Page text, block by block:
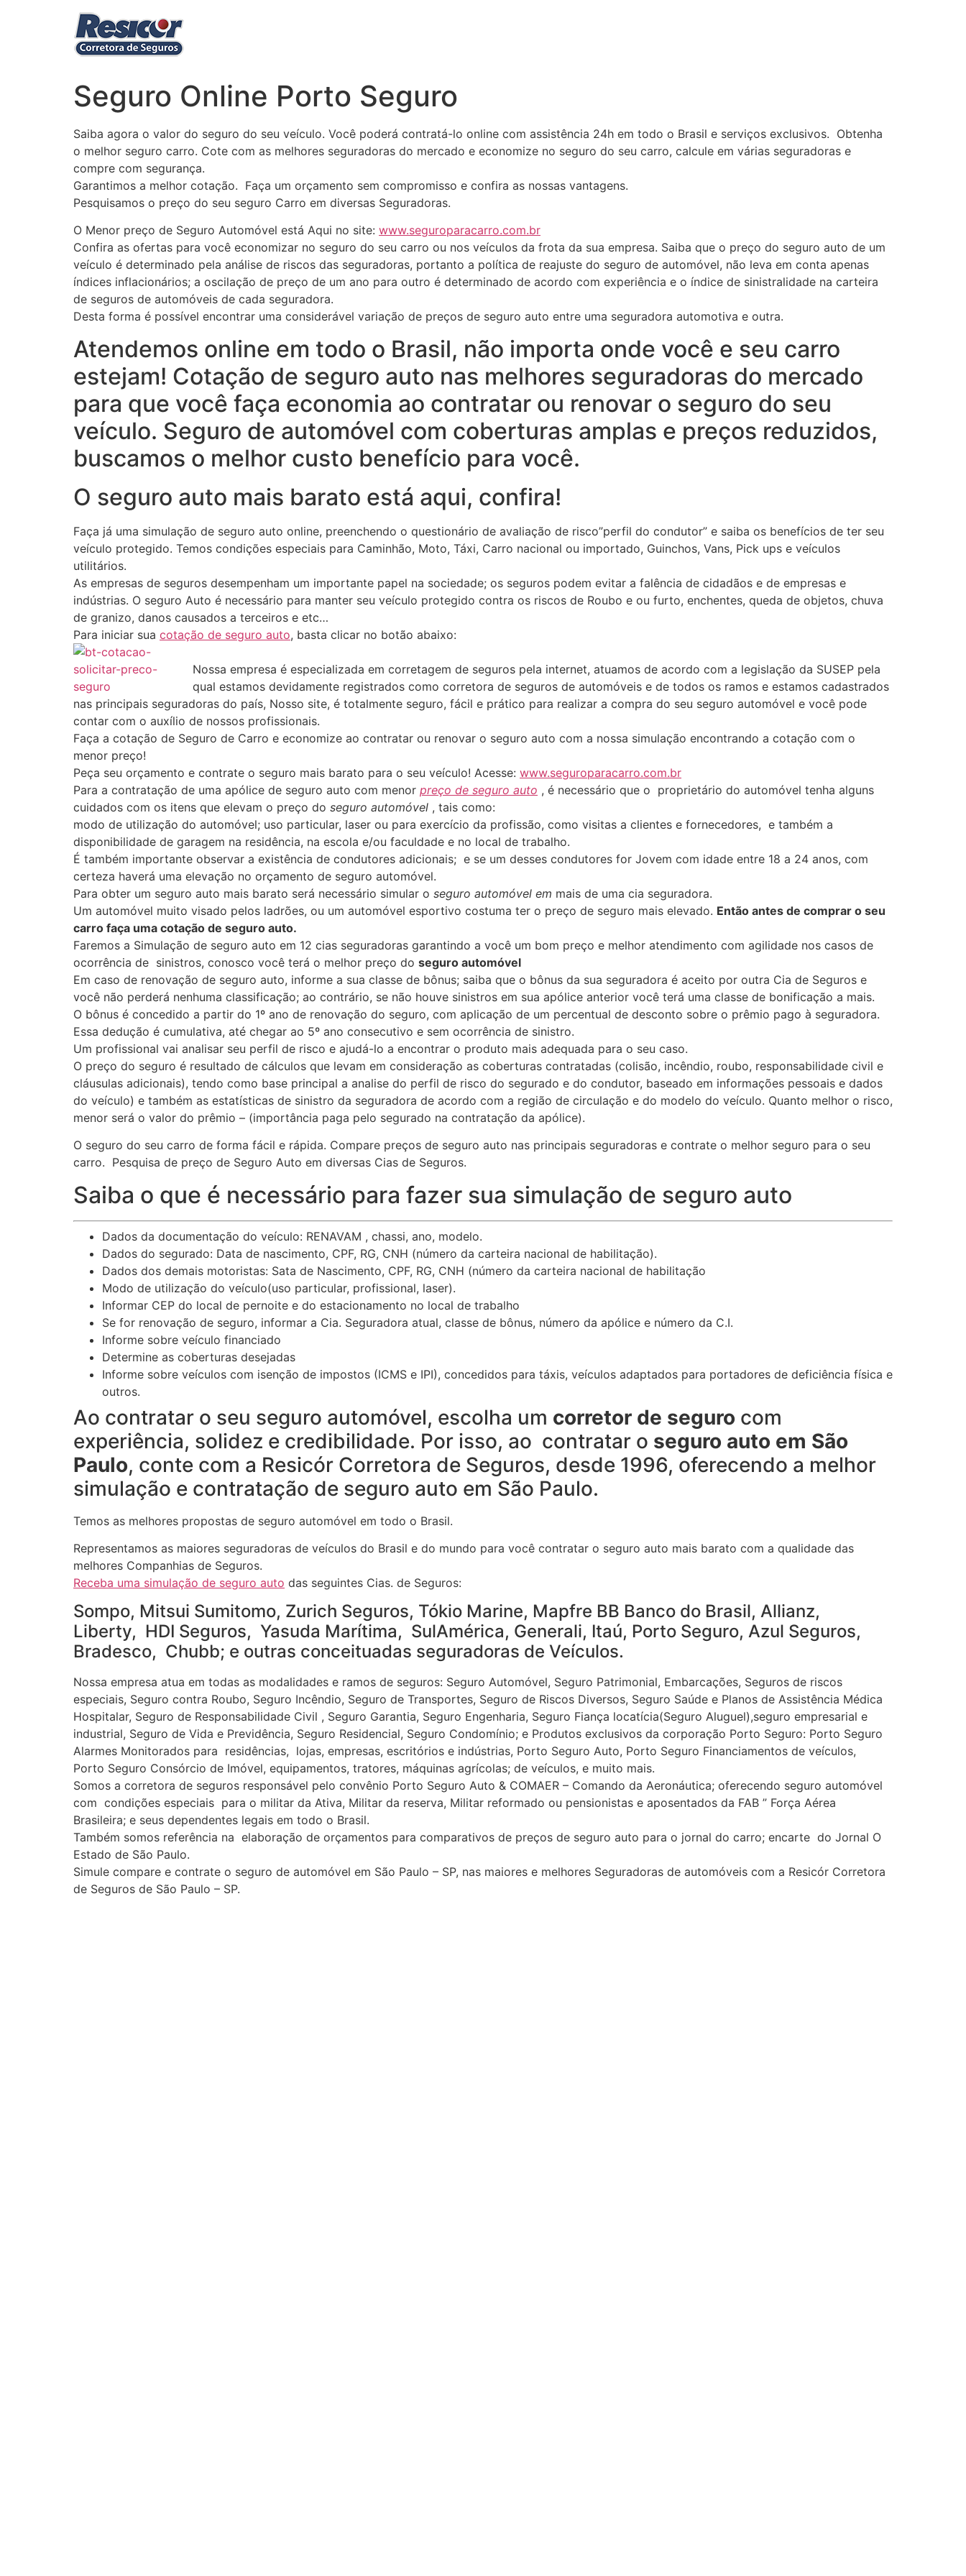
Seguro Online Porto Seguro
Saiba agora o valor do seguro do seu veículo. Você poderá contratá-lo online com assistência 24h em todo o Brasil e serviços exclusivos. Obtenha
o melhor seguro carro. Cote com as melhores seguradoras do mercado e economize no seguro do seu carro, calcule em várias seguradoras e
compre com segurança.
Garantimos a melhor cotação. Faça um orçamento sem compromisso e confira as nossas vantagens.
Pesquisamos o preço do seu seguro Carro em diversas Seguradoras.
O Menor preço de Seguro Automóvel está Aqui no site: www.seguroparacarro.com.br
Confira as ofertas para você economizar no seguro do seu carro ou nos veículos da frota da sua empresa. Saiba que o preço do seguro auto de um
veículo é determinado pela análise de riscos das seguradoras, portanto a política de reajuste do seguro de automóvel, não leva em conta apenas
índices inflacionários; a oscilação de preço de um ano para outro é determinado de acordo com experiência e o índice de sinistralidade na carteira
de seguros de automóveis de cada seguradora.
Desta forma é possível encontrar uma considerável variação de preços de seguro auto entre uma seguradora automotiva e outra.
Atendemos online em todo o Brasil, não importa onde você e seu carro
estejam! Cotação de seguro auto nas melhores seguradoras do mercado
para que você faça economia ao contratar ou renovar o seguro do seu
veículo. Seguro de automóvel com coberturas amplas e preços reduzidos,
buscamos o melhor custo benefício para você.
O seguro auto mais barato está aqui, confira!
Faça já uma simulação de seguro auto online, preenchendo o questionário de avaliação de risco”perfil do condutor” e saiba os benefícios de ter seu
veículo protegido. Temos condições especiais para Caminhão, Moto, Táxi, Carro nacional ou importado, Guinchos, Vans, Pick ups e veículos
utilitários.
As empresas de seguros desempenham um importante papel na sociedade; os seguros podem evitar a falência de cidadãos e de empresas e
indústrias. O seguro Auto é necessário para manter seu veículo protegido contra os riscos de Roubo e ou furto, enchentes, queda de objetos, chuva
de granizo, danos causados a terceiros e etc…
Para iniciar sua cotação de seguro auto, basta clicar no botão abaixo:
Nossa empresa é especializada em corretagem de seguros pela internet, atuamos de acordo com a legislação da SUSEP pela
qual estamos devidamente registrados como corretora de seguros de automóveis e de todos os ramos e estamos cadastrados
nas principais seguradoras do país, Nosso site, é totalmente seguro, fácil e prático para realizar a compra do seu seguro automóvel e você pode
contar com o auxílio de nossos profissionais.
Faça a cotação de Seguro de Carro e economize ao contratar ou renovar o seguro auto com a nossa simulação encontrando a cotação com o
menor preço!
Peça seu orçamento e contrate o seguro mais barato para o seu veículo! Acesse: www.seguroparacarro.com.br
Para a contratação de uma apólice de seguro auto com menor preço de seguro auto , é necessário que o proprietário do automóvel tenha alguns
cuidados com os itens que elevam o preço do seguro automóvel , tais como:
modo de utilização do automóvel; uso particular, laser ou para exercício da profissão, como visitas a clientes e fornecedores, e também a
disponibilidade de garagem na residência, na escola e/ou faculdade e no local de trabalho.
É também importante observar a existência de condutores adicionais; e se um desses condutores for Jovem com idade entre 18 a 24 anos, com
certeza haverá uma elevação no orçamento de seguro automóvel.
Para obter um seguro auto mais barato será necessário simular o seguro automóvel em mais de uma cia seguradora.
Um automóvel muito visado pelos ladrões, ou um automóvel esportivo costuma ter o preço de seguro mais elevado. Então antes de comprar o seu
carro faça uma cotação de seguro auto.
Faremos a Simulação de seguro auto em 12 cias seguradoras garantindo a você um bom preço e melhor atendimento com agilidade nos casos de
ocorrência de sinistros, conosco você terá o melhor preço do seguro automóvel
Em caso de renovação de seguro auto, informe a sua classe de bônus; saiba que o bônus da sua seguradora é aceito por outra Cia de Seguros e
você não perderá nenhuma classificação; ao contrário, se não houve sinistros em sua apólice anterior você terá uma classe de bonificação a mais.
O bônus é concedido a partir do 1º ano de renovação do seguro, com aplicação de um percentual de desconto sobre o prêmio pago à seguradora.
Essa dedução é cumulativa, até chegar ao 5º ano consecutivo e sem ocorrência de sinistro.
Um profissional vai analisar seu perfil de risco e ajudá-lo a encontrar o produto mais adequada para o seu caso.
O preço do seguro é resultado de cálculos que levam em consideração as coberturas contratadas (colisão, incêndio, roubo, responsabilidade civil e
cláusulas adicionais), tendo como base principal a analise do perfil de risco do segurado e do condutor, baseado em informações pessoais e dados
do veículo) e também as estatísticas de sinistro da seguradora de acordo com a região de circulação e do modelo do veículo. Quanto melhor o risco,
menor será o valor do prêmio – (importância paga pelo segurado na contratação da apólice).
O seguro do seu carro de forma fácil e rápida. Compare preços de seguro auto nas principais seguradoras e contrate o melhor seguro para o seu
carro. Pesquisa de preço de Seguro Auto em diversas Cias de Seguros.
Saiba o que é necessário para fazer sua simulação de seguro auto
Dados da documentação do veículo: RENAVAM , chassi, ano, modelo.
Dados do segurado: Data de nascimento, CPF, RG, CNH (número da carteira nacional de habilitação).
Dados dos demais motoristas: Sata de Nascimento, CPF, RG, CNH (número da carteira nacional de habilitação
Modo de utilização do veículo(uso particular, profissional, laser).
Informar CEP do local de pernoite e do estacionamento no local de trabalho
Se for renovação de seguro, informar a Cia. Seguradora atual, classe de bônus, número da apólice e número da C.I.
Informe sobre veículo financiado
Determine as coberturas desejadas
Informe sobre veículos com isenção de impostos (ICMS e IPI), concedidos para táxis, veículos adaptados para portadores de deficiência física e
outros.
Ao contratar o seu seguro automóvel, escolha um corretor de seguro com
experiência, solidez e credibilidade. Por isso, ao contratar o seguro auto em São
Paulo, conte com a Resicór Corretora de Seguros, desde 1996, oferecendo a melhor
simulação e contratação de seguro auto em São Paulo.
Temos as melhores propostas de seguro automóvel em todo o Brasil.
Representamos as maiores seguradoras de veículos do Brasil e do mundo para você contratar o seguro auto mais barato com a qualidade das
melhores Companhias de Seguros.
Receba uma simulação de seguro auto das seguintes Cias. de Seguros:
Sompo, Mitsui Sumitomo, Zurich Seguros, Tókio Marine, Mapfre BB Banco do Brasil, Allianz,
Liberty, HDI Seguros, Yasuda Marítima, SulAmérica, Generali, Itaú, Porto Seguro, Azul Seguros,
Bradesco, Chubb; e outras conceituadas seguradoras de Veículos.
Nossa empresa atua em todas as modalidades e ramos de seguros: Seguro Automóvel, Seguro Patrimonial, Embarcações, Seguros de riscos
especiais, Seguro contra Roubo, Seguro Incêndio, Seguro de Transportes, Seguro de Riscos Diversos, Seguro Saúde e Planos de Assistência Médica
Hospitalar, Seguro de Responsabilidade Civil , Seguro Garantia, Seguro Engenharia, Seguro Fiança locatícia(Seguro Aluguel),seguro empresarial e
industrial, Seguro de Vida e Previdência, Seguro Residencial, Seguro Condomínio; e Produtos exclusivos da corporação Porto Seguro: Porto Seguro
Alarmes Monitorados para residências, lojas, empresas, escritórios e indústrias, Porto Seguro Auto, Porto Seguro Financiamentos de veículos,
Porto Seguro Consórcio de Imóvel, equipamentos, tratores, máquinas agrícolas; de veículos, e muito mais.
Somos a corretora de seguros responsável pelo convênio Porto Seguro Auto & COMAER – Comando da Aeronáutica; oferecendo seguro automóvel
com condições especiais para o militar da Ativa, Militar da reserva, Militar reformado ou pensionistas e aposentados da FAB ” Força Aérea
Brasileira; e seus dependentes legais em todo o Brasil.
Também somos referência na elaboração de orçamentos para comparativos de preços de seguro auto para o jornal do carro; encarte do Jornal O
Estado de São Paulo.
Simule compare e contrate o seguro de automóvel em São Paulo – SP, nas maiores e melhores Seguradoras de automóveis com a Resicór Corretora
de Seguros de São Paulo – SP.